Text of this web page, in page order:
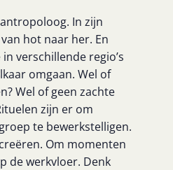
In zijn
hot naar her. En
verschillende regio’s
omgaan. Wel of
Wel of geen zachte
zijn er om
te bewerkstelligen.
Om momenten
de werkvloer. Denk